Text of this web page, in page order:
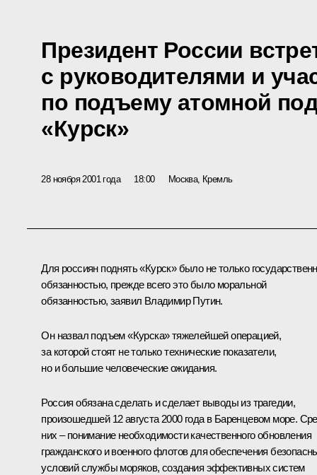
Президент России
с руководителями и
по подъему атомной
«Курск»
28 ноября 2001 года 18:00 Москва, Кремль
Для россиян поднять «Курск» было не только
обязанностью, прежде всего это было моральной
обязанностью, заявил Владимир Путин.
Он назвал подъем «Курска» тяжелейшей операцией,
за которой стоят не только технические показатели,
но и большие человеческие ожидания.
Россия обязана сделать и сделает выводы из трагедии,
произошедшей 12 августа 2000 года в Баренцевом море.
них – понимание необходимости качественного обновления
гражданского и военного флотов для обеспечения
условий службы моряков, создания эффективных систем